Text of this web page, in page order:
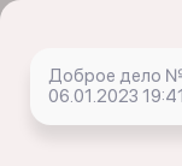
Доброе дело
06.01.2023